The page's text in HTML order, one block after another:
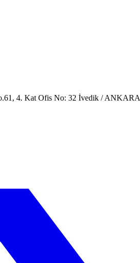
4. Kat Ofis No: 32 İvedik / ANKARA